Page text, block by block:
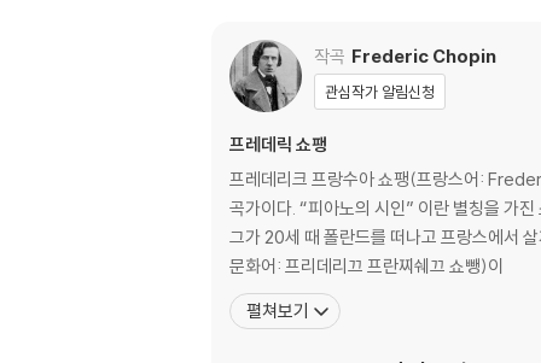
이반 모라베츠가 1965년에 커너셔 소사이어
가이드>에서 지적했듯이, 모라베츠의 쇼팽 <
는 시종일관 아름다운 레가토로 피아노 건반
작곡 Frederic Chopin
관심작가 알림신청
프레데릭 쇼팽
프레데리크 프랑수아 쇼팽(프랑스어:
곡가이다. “피아노의 시인” 이란 별칭을 가진 쇼팽
그가 20세 때 폴란드를 떠나고 프랑스에서
문화어: 프리데리끄 프란찌쉐끄 쇼뺑)이
펼쳐보기